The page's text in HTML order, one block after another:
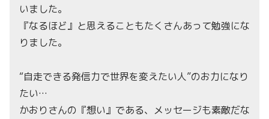
いました。
『なるほど』と思えることもたくさんあって勉強にな
りました。
“自走できる発信力で世界を変えたい人”のお力になり
たい…
かおりさんの『想い』である、メッセージも素敵だな